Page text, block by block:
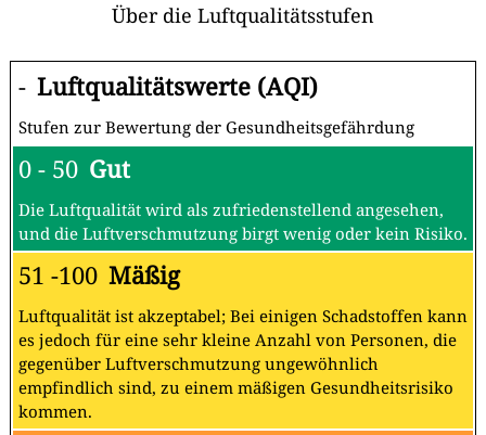
Über die Luftqualitätsstufen
- Luftqualitätswerte (AQI)
Stufen zur Bewertung der Gesundheitsgefährdung
0 - 50 Gut
Die Luftqualität wird als zufriedenstellend angesehen,
und die Luftverschmutzung birgt wenig oder kein Risiko.
51 -100 Mäßig
Luftqualität ist akzeptabel; Bei einigen Schadstoffen kann
es jedoch für eine sehr kleine Anzahl von Personen, die
gegenüber Luftverschmutzung ungewöhnlich
empfindlich sind, zu einem mäßigen Gesundheitsrisiko
kommen.